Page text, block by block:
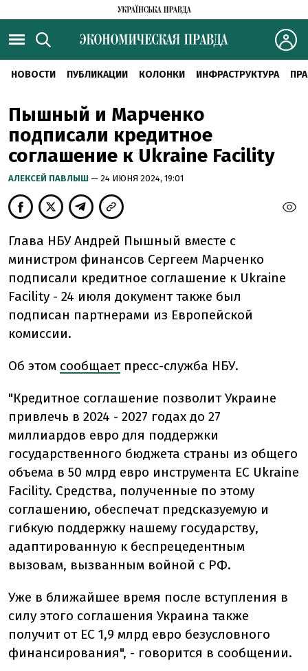
НОВОСТИ ПУБЛИКАЦИИ КОЛОНКИ ИНФРАСТРУКТУРА
Пышный и Марченко
подписали кредитное
соглашение к Ukraine Facility
АЛЕКСЕЙ ПАВЛЫШ — 24 ИЮНЯ 2024, 19:01
Глава НБУ Андрей Пышный вместе с
министром финансов Сергеем Марченко
подписали кредитное соглашение к Ukraine
Facility - 24 июля документ также был
подписан партнерами из Европейской
комиссии.
Об этом сообщаетпресс-служба НБУ.
"Кредитное соглашение позволит Украине
привлечь в 2024 - 2027 годах до 27
миллиардов евро для поддержки
государственного бюджета страны из общего
объема в 50 млрд евро инструмента ЕС Ukraine
Facility. Средства, полученные по этому
соглашению, обеспечат предсказуемую и
гибкую поддержку нашему государству,
адаптированную к беспрецедентным
вызовам, вызванным войной с РФ.
Уже в ближайшее время после вступления в
силу этого соглашения Украина также
получит от ЕС 1,9 млрд евро безусловного
финансирования", - говорится в сообщении.